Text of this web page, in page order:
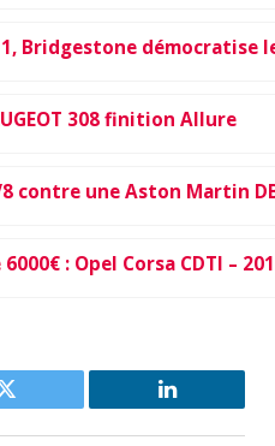
Bridgestone démocratise
308 finition Allure
contre une Aston Martin
: Opel Corsa CDTI –
Twitter LinkedIn